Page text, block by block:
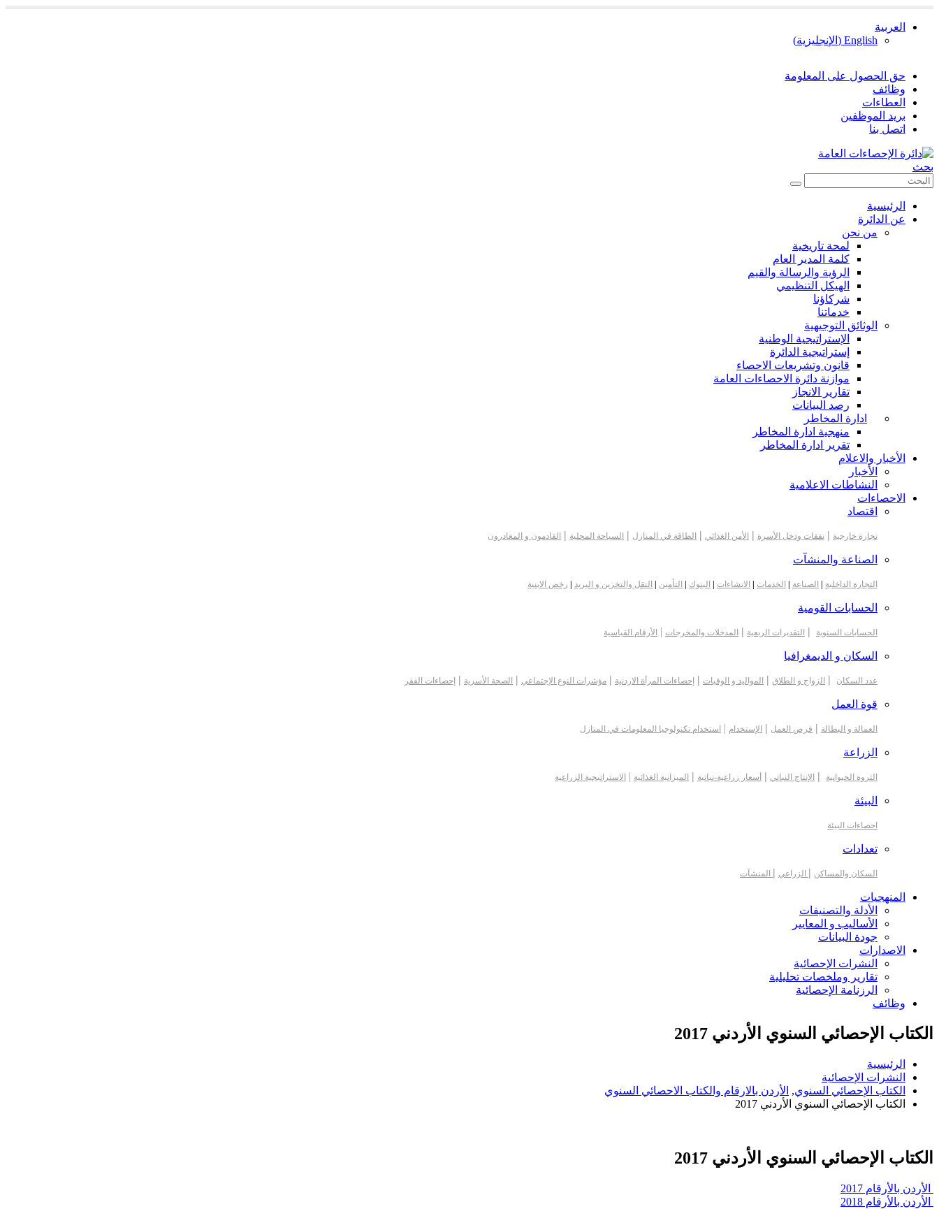
العربية
English
( الإنجليزية)
حق الحصول على المعلومة
وظائف
العطاءات
بريد الموظفين
اتصل بنا
بحث
الرئيسية
عن الدائرة
من نحن
لمحة تاريخية
كلمة المدير العام
الرؤية والرسالة والقيم
الهيكل التنظيمي
شركاؤنا
خدماتنا
الوثائق التوجيهية
الإستراتيجية الوطنية
إستراتيجية الدائرة
قانون وتشريعات الاحصاء
موازنة دائرة الاحصاءات العامة
تقارير الانجاز
رصد البيانات
ادارة المخاطر
منهجية ادارة المخاطر
تقرير ادارة المخاطر
الأخبار والاعلام
الأخبار
النشاطات الاعلامية
الاحصاءات
اقتصاد
تجارة خارجية | نفقات ودخل الأسرة | الأمن الغذائي | الطاقة في المنازل | السياحة المحلية | القادمون و المغادرون
الصناعة والمنشآت
التجارة الداخلية الصناعة الخدمات الانشاءات البنوك التأمين النقل والتخزين و البريد رخص الابنية
الحسابات القومية
الحسابات السنوية | التقديرات الربعية | المدخلات والمخرجات | الأرقام القياسية
السكان و الديمغرافيا
عدد السكان | الزواج و الطلاق | المواليد و الوفيات | إحصاءات المرأة الاردنية | مؤشرات النوع الإجتماعي | الصحة الأسرية | إحصاءات الفقر
قوة العمل
العمالة و البطالة | فرص العمل | الإستخدام | استخدام تكنولوجيا المعلومات في المنازل
الزراعة
الثروة الحيوانية | الإنتاج النباتي | أسعار زراعية-نباتية | الميزانية الغذائية | الاستراتيجية الزراعية
البيئة
احصاءات البيئة
تعدادات
السكان والمساكن | الزراعي | المنشآت
المنهجيات
الأدلة والتصنيفات
الأساليب و المعايير
جودة البيانات
الاصدارات
النشرات الإحصائية
تقارير وملخصات تحليلية
الرزنامة الإحصائية
وظائف
الكتاب الإحصائي السنوي الأردني 2017
الرئيسية
النشرات الإحصائية
الكتاب الإحصائي السنوي, الأردن بالارقام والكتاب الاحصائي السنوي
الكتاب الإحصائي السنوي الأردني 2017
الكتاب الإحصائي السنوي الأردني 2017
الأردن بالأرقام 2017
الأردن بالأرقام 2018